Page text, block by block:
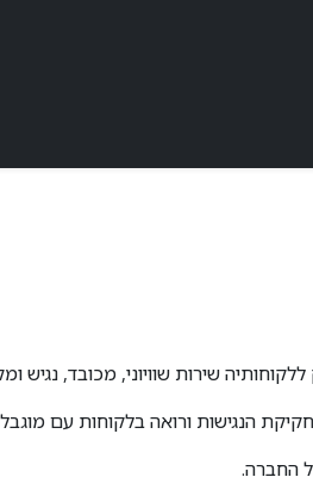
שירות שוויוני, מכובד, נגיש
הנגישות ורואה בלקוחות עם
החברה.